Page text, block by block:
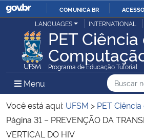
IR
PARA
O
CONTEÚDO
COMUNICA BR
Ministério da Justiça e Segurança Pública
Ministério da Defesa
Ministério das Relações Exteriores
Ministério da Economia
LANGUAGES INTERNATIONAL
PET Ciência
Programa de Educação Tutorial
Menu Menu Principal do Sítio
Busca
Busca:
Você está aqui: UFSM > PET
Página 31 – PREVENÇÃO DA
VERTICAL DO HIV